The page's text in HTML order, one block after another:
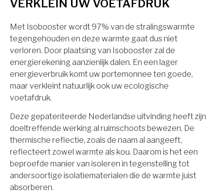
VERKLEIN UW VOETAFDRUK
Met Isobooster wordt 97% van de stralingswarmte
tegengehouden en deze warmte gaat dus niet
verloren. Door plaatsing van Isobooster zal de
energierekening aanzienlijk dalen. En een lager
energieverbruik komt uw portemonnee ten goede,
maar verkleint natuurlijk ook uw ecologische
voetafdruk.
Deze gepatenteerde Nederlandse uitvinding heeft zijn
doeltreffende werking al ruimschoots bewezen. De
thermische reflectie, zoals de naam al aangeeft,
reflecteert zowel warmte als kou. Daarom is het een
beproefde manier van isoleren in tegenstelling tot
andersoortige isolatiematerialen die de warmte juist
absorberen.